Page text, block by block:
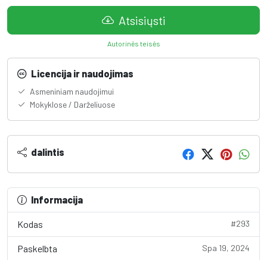
Atsisiųsti
Autorinės teisės
Licencija ir naudojimas
Asmeniniam naudojimui
Mokyklose / Darželiuose
dalintis
Informacija
Kodas #293
Paskelbta Spa 19, 2024